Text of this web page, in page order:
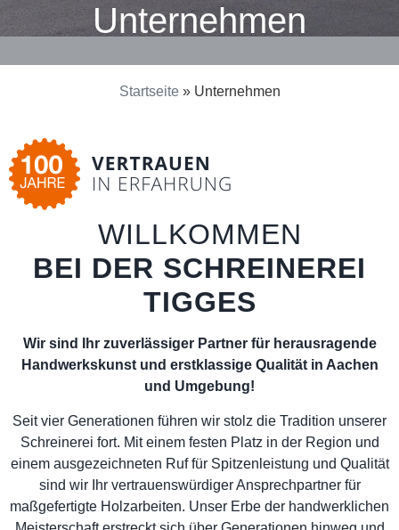
Unternehmen
Startseite» Unternehmen
WILLKOMMEN
BEI DER SCHREINEREI
TIGGES
Wir sind Ihr zuverlässiger Partner für herausragende
Handwerkskunst und erstklassige Qualität in Aachen
und Umgebung!
Seit vier Generationen führen wir stolz die Tradition unserer
Schreinerei fort. Mit einem festen Platz in der Region und
einem ausgezeichneten Ruf für Spitzenleistung und Qualität
sind wir Ihr vertrauenswürdiger Ansprechpartner für
maßgefertigte Holzarbeiten. Unser Erbe der handwerklichen